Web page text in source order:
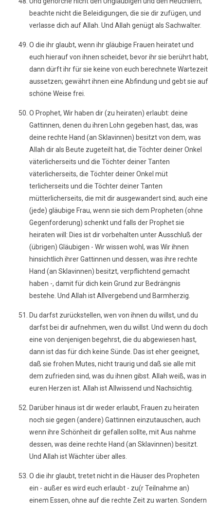
beachte nicht die Beleidigungen, die sie dir zufügen, und
verlasse dich auf Allah. Und Allah genügt als Sachwalter.
O die ihr glaubt, wenn ihr gläubige Frauen heiratet und
euch hierauf von ihnen scheidet, bevor ihr sie berührt habt,
dann dürft ihr für sie keine von euch berechnete Wartezeit
aussetzen; gewährt ihnen eine Abfindung und gebt sie auf
schöne Weise frei.
O Prophet, Wir haben dir (zu heiraten) erlaubt: deine
Gattinnen, denen du ihren Lohn gegeben hast, das, was
deine rechte Hand (an Sklavinnen) besitzt von dem, was
Allah dir als Beute zugeteilt hat, die Töchter deiner Onkel
väterlicherseits und die Töchter deiner Tanten
väterlicherseits, die Töchter deiner Onkel müt
terlicherseits und die Töchter deiner Tanten
mütterlicherseits, die mit dir ausgewandert sind; auch eine
(jede) gläubige Frau, wenn sie sich dem Propheten (ohne
Gegenforderung) schenkt und falls der Prophet sie
heiraten will: Dies ist dir vorbehalten unter Ausschluß der
(übrigen) Gläubigen - Wir wissen wohl, was Wir ihnen
hinsichtlich ihrer Gattinnen und dessen, was ihre rechte
Hand (an Sklavinnen) besitzt, verpflichtend gemacht
haben -, damit für dich kein Grund zur Bedrängnis
bestehe. Und Allah ist Allvergebend und Barmherzig.
Du darfst zurückstellen, wen von ihnen du willst, und du
darfst bei dir aufnehmen, wen du willst. Und wenn du doch
eine von denjenigen begehrst, die du abgewiesen hast,
dann ist das für dich keine Sünde. Das ist eher geeignet,
daß sie frohen Mutes, nicht traurig und daß sie alle mit
dem zufrieden sind, was du ihnen gibst. Allah weiß, was in
euren Herzen ist. Allah ist Allwissend und Nachsichtig.
Darüber hinaus ist dir weder erlaubt, Frauen zu heiraten
noch sie gegen (andere) Gattinnen einzutauschen, auch
wenn ihre Schönheit dir gefallen sollte, mit Aus nahme
dessen, was deine rechte Hand (an Sklavinnen) besitzt.
Und Allah ist Wächter über alles.
O die ihr glaubt, tretet nicht in die Häuser des Propheten
ein - außer es wird euch erlaubt - zu(r Teilnahme an)
einem Essen, ohne auf die rechte Zeit zu warten. Sondern